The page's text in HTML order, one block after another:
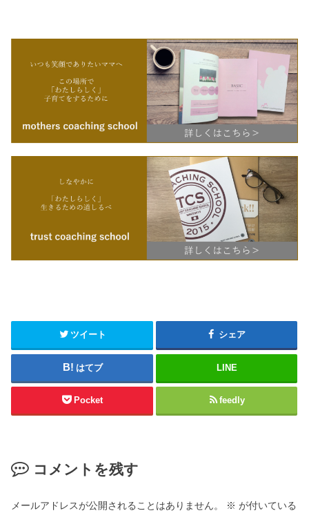
ツイート シェア
はてブ LINE
Pocket feedly
コメントを残す
メールアドレスが公開されることはありません。 ※ が付いている